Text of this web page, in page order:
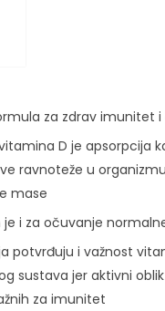
za zdrav imunitet
D je apsorpcija
ravnoteže u
mase
je i za očuvanje
potvrđuju i važnost
sustava jer aktivni
za imunitet